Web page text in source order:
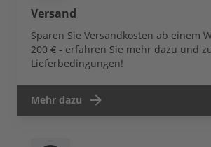
Versand
Sparen Sie Versandkosten ab einem
200 € - erfahren Sie mehr dazu und
Lieferbedingungen!
Mehr dazu